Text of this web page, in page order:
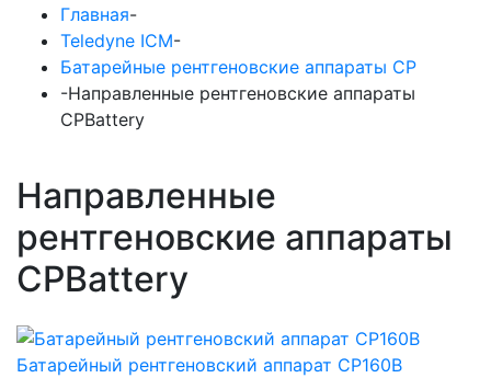
Главная-
Teledyne ICM-
Батарейные рентгеновские аппараты CP
-Направленные рентгеновские аппараты
CPBattery
Направленные
рентгеновские аппараты
CPBattery
Батарейный рентгеновский аппарат CP160B